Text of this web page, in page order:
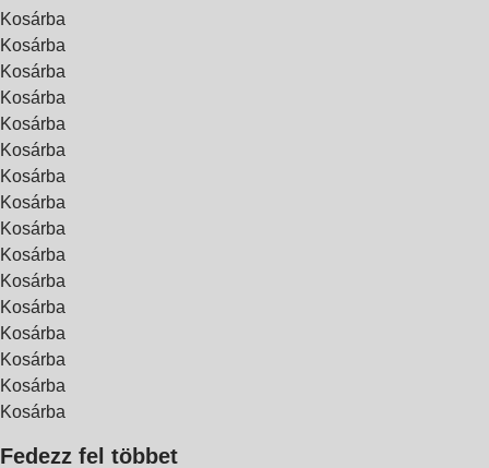
Kosárba
Kosárba
Kosárba
Kosárba
Kosárba
Kosárba
Kosárba
Kosárba
Kosárba
Kosárba
Kosárba
Kosárba
Kosárba
Kosárba
Kosárba
Kosárba
Fedezz fel többet